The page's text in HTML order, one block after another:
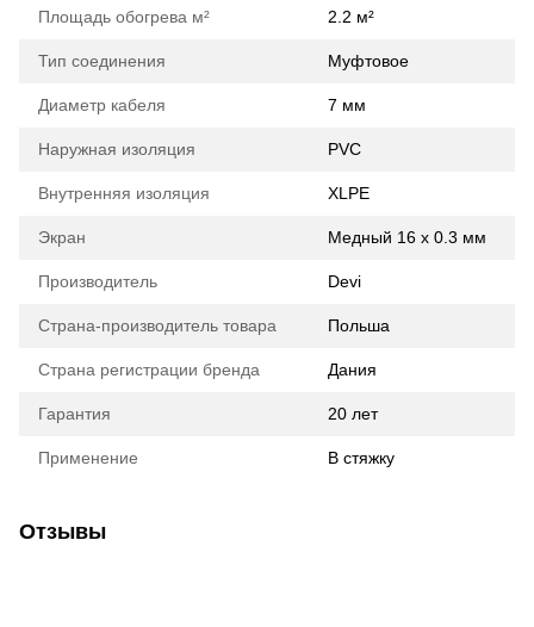
Площадь обогрева м² 2.2 м²
Тип соединения Муфтовое
Диаметр кабеля 7 мм
Наружная изоляция PVC
Внутренняя изоляция XLPE
Экран Медный 16 х 0.3 мм
Производитель Devi
Страна-производитель товара Польша
Страна регистрации бренда Дания
Гарантия 20 лет
Применение В стяжку
Отзывы